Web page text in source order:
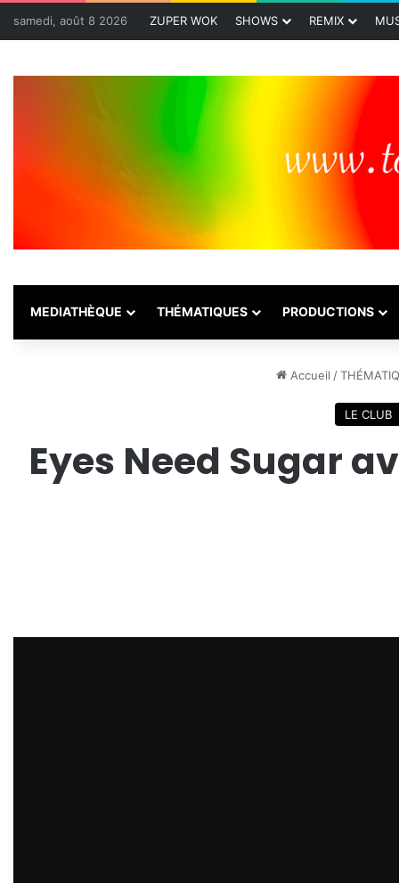
samedi, août 8 2026 ZUPER WOK SHOWS REMIX
MEDIATHÈQUE THÉMATIQUES PRODUCTIONS
Accueil /
LE CLUB
Eyes Need Sugar